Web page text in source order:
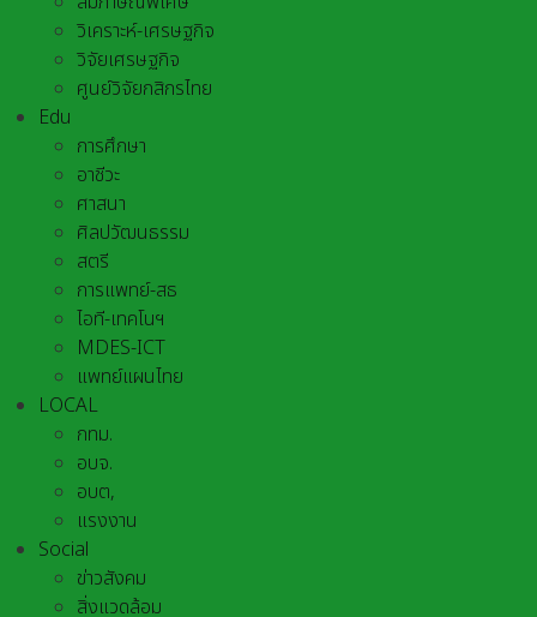
วิเคราะห์-เศรษฐกิจ
วิจัยเศรษฐกิจ
ศูนย์วิจัยกสิกรไทย
Edu
การศึกษา
อาชีวะ
ศาสนา
ศิลปวัฒนธรรม
สตรี
การแพทย์-สธ
ไอที-เทคโนฯ
MDES-ICT
แพทย์แผนไทย
LOCAL
กทม.
อบจ.
อบต,
แรงงาน
Social
ข่าวสังคม
สิ่งแวดล้อม